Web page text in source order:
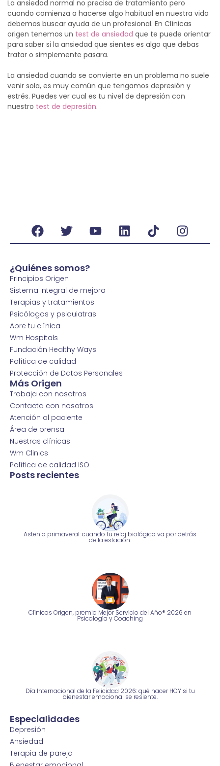
La ansiedad normal no precisa de tratamiento pero
cuando comienza a hacerse algo habitual en nuestra vida
debemos buscar ayuda de un profesional. En Clínicas
origen tenemos un test de ansiedad que te puede orientar
para saber si la ansiedad que sientes es algo que debas
tratar o simplemente pasara.
La ansiedad cuando se convierte en un problema no suele
venir sola, es muy común que tengamos depresión y
estrés. Puedes ver cual es tu nivel de depresión con
nuestro test de depresión.
¿Quiénes somos?
Principios Origen
Sistema integral de mejora
Terapias y tratamientos
Psicólogos y psiquiatras
Abre tu clínica
Wm Hospitals
Fundación Healthy Ways
Política de calidad
Protección de Datos Personales
Más Origen
Trabaja con nosotros
Contacta con nosotros
Atención al paciente
Área de prensa
Nuestras clínicas
Wm Clinics
Política de calidad ISO
Posts recientes
Astenia primaveral: cuando tu reloj biológico va por detrás
de la estación.
Clínicas Origen, premio Mejor Servicio del Año® 2026 en
Psicología y Coaching
Día Internacional de la Felicidad 2026: qué hacer HOY si tu
bienestar emocional se resiente.
Especialidades
Depresión
Ansiedad
Terapia de pareja